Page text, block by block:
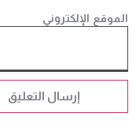
الموقع الإلكتروني